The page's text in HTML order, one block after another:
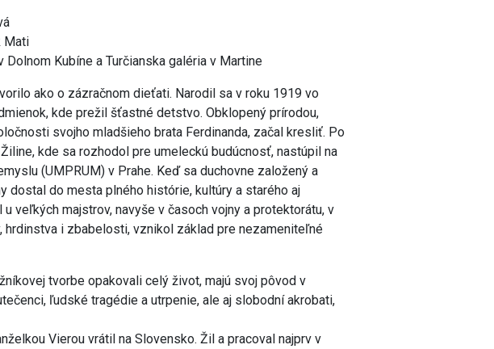
Mati
Dolnom Kubíne a Turčianska galéria v Martine
ako o zázračnom dieťati. Narodil sa v roku 1919 vo
kde prežil šťastné detstvo. Obklopený prírodou,
svojho mladšieho brata Ferdinanda, začal kresliť. Po
kde sa rozhodol pre umeleckú budúcnosť, nastúpil na
(UMPRUM) v Prahe. Keď sa duchovne založený a
dostal do mesta plného histórie, kultúry a starého aj
u veľkých majstrov, navyše v časoch vojny a protektorátu, v
hrdinstva i zbabelosti, vznikol základ pre nezameniteľné
tvorbe opakovali celý život, majú svoj pôvod v
ľudské tragédie a utrpenie, ale aj slobodní akrobati,
Vierou vrátil na Slovensko. Žil a pracoval najprv v